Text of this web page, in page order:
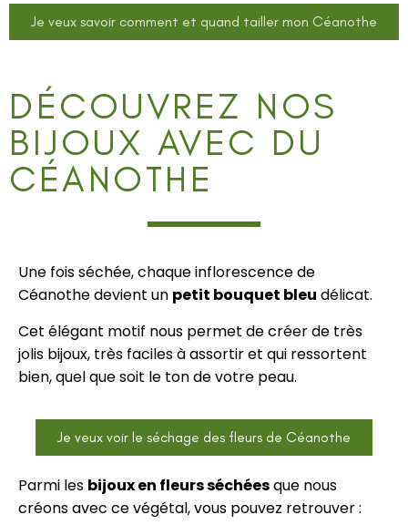
Je veux savoir comment et quand tailler mon Céanothe
DÉCOUVREZ NOS
BIJOUX AVEC DU
CÉANOTHE
Une fois séchée, chaque inflorescence de
Céanothe devient un petit bouquet bleu délicat.
Cet élégant motif nous permet de créer de très
jolis bijoux, très faciles à assortir et qui ressortent
bien, quel que soit le ton de votre peau.
Je veux voir le séchage des fleurs de Céanothe
Parmi les bijoux en fleurs séchéesque nous
créons avec ce végétal, vous pouvez retrouver :